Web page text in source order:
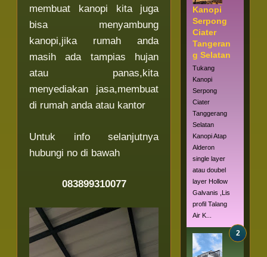
membuat kanopi kita juga
bisa menyambung
kanopi,jika rumah anda
masih ada tampias hujan
atau panas,kita
menyediakan jasa,membuat
di rumah anda atau kantor
Untuk info selanjutnya
hubungi no di bawah
083899310077
Kanopi
Serpong
Ciater
Tangeran
g Selatan
Tukang
Kanopi
Serpong
Ciater
Tanggerang
Selatan
Kanopi Atap
Alderon
single layer
atau doubel
layer Hollow
Galvanis ,Lis
profil Talang
Air K...